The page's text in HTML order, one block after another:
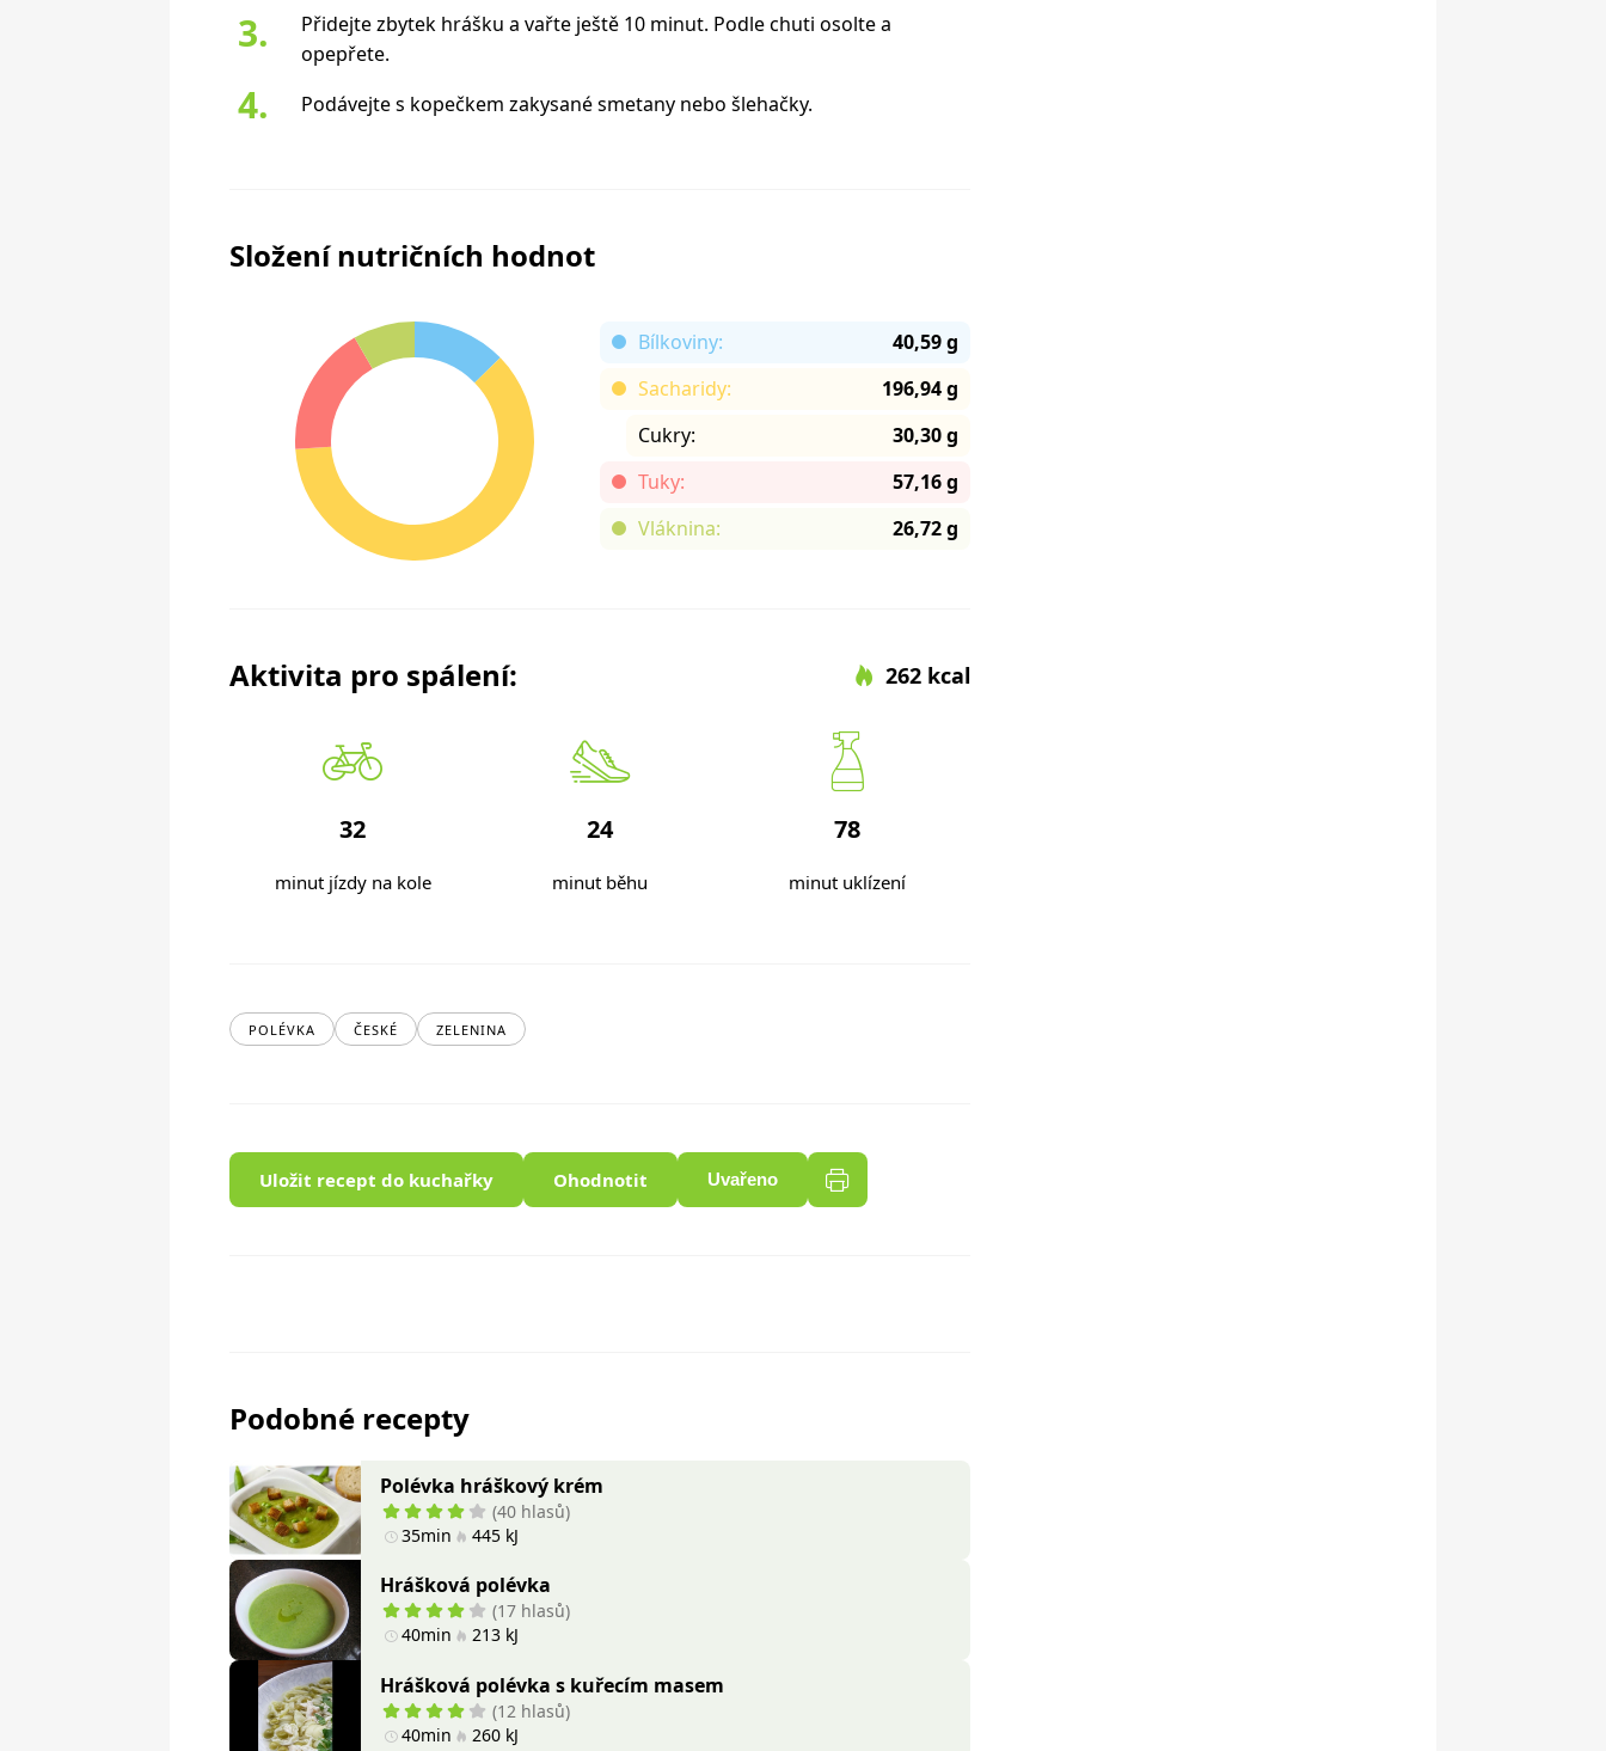
Přidejte zbytek hrášku a vařte ještě 10 minut. Podle chuti osolte a
opepřete.
Podávejte s kopečkem zakysané smetany nebo šlehačky.
Složení nutričních hodnot
Bílkoviny:
40,59 g
Sacharidy:
196,94 g
Cukry:
30,30 g
Tuky:
57,16 g
Vláknina:
26,72 g
Aktivita pro spálení: 262 kcal
32
minut jízdy na kole
24
minut běhu
78
minut uklízení
POLÉVKA ČESKÉ ZELENINA
Uložit recept do kuchařky Ohodnotit Uvařeno
Podobné recepty
Polévka hráškový krém​
(40 hlasů)
35min
445 kJ
Hrášková polévka
(17 hlasů)
40min
213 kJ
Hrášková polévka s kuřecím masem
(12 hlasů)
40min
260 kJ